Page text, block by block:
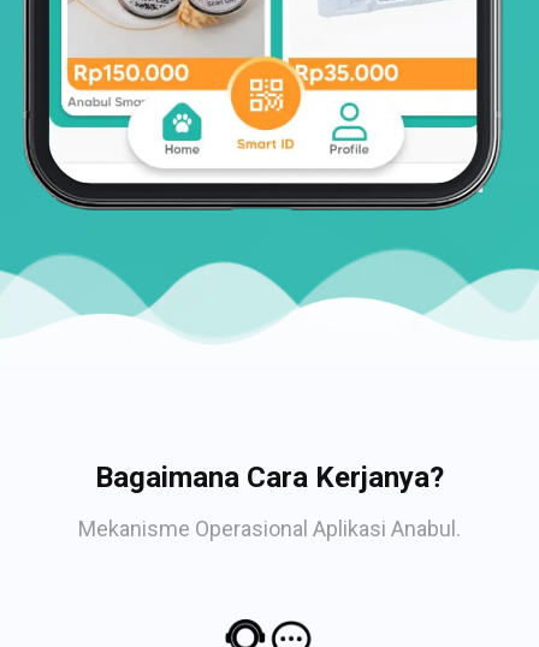
Bagaimana Cara Kerjanya?
Mekanisme Operasional Aplikasi Anabul.